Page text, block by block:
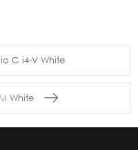
C i4-V White
White